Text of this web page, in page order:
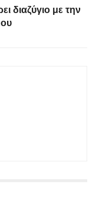
διαζύγιο με την